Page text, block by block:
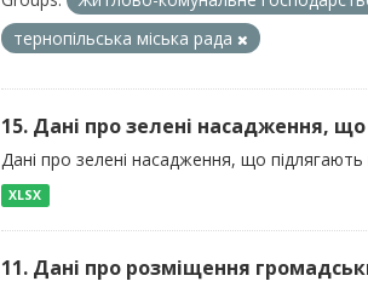
тернопільська міська рада
15. Дані про зелені насадження,
Дані про зелені насадження, що
XLSX
11. Дані про розміщення